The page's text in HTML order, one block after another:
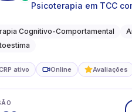
Psicoterapia em TCC
práticas para o
Cognitivo-Comportamental
ativo Online Avaliações